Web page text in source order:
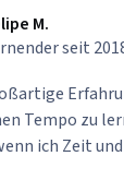
M.
seit
Tempo zu
ich Zeit